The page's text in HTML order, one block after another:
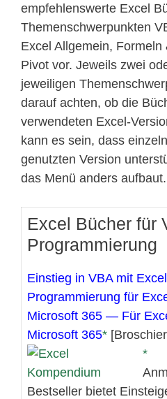
empfehlenswerte Excel
Themenschwerpunkten
Excel Allgemein, Formeln
Pivot vor. Jeweils zwei
jeweiligen
darauf achten, ob die
verwendeten Excel-
kann es sein, dass
genutzten Version
das Menü anders aufbaut.
Excel Bücher für
Programmierung
Einstieg in VBA mit
Programmierung für
Microsoft 365 — Für
Microsoft 365
Bestseller bietet